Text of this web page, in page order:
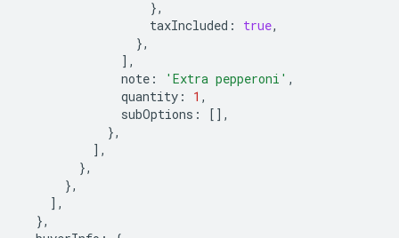
},
taxIncluded : true,
},
],
note : 'Extra pepperoni' ,
quantity : 1 ,
subOptions :
[],
},
],
},
},
],
},